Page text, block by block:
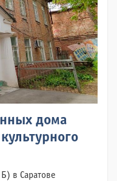
дома
в Саратове